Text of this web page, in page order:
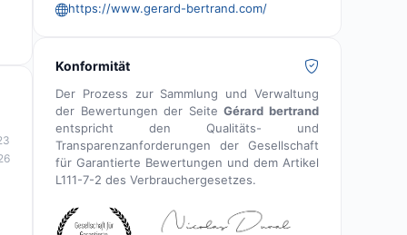
https://www.gerard-bertrand.com/
Konformität
Der Prozess zur Sammlung und Verwaltung
der Bewertungen der SeiteGérard bertrand
entspricht den Qualitäts- und
Transparenzanforderungen der Gesellschaft
für Garantierte Bewertungen und dem Artikel
L111-7-2 des Verbrauchergesetzes.